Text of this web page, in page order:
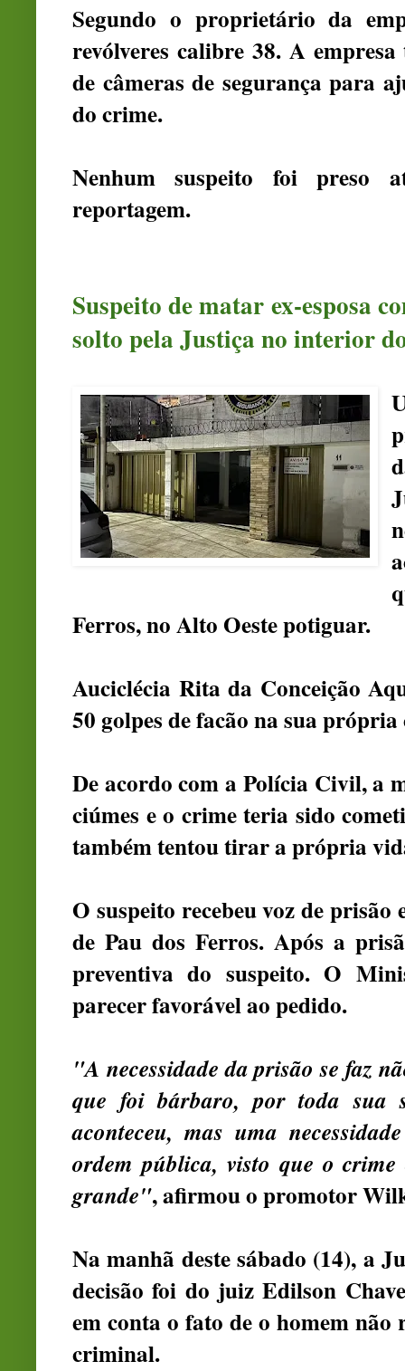
Segundo o proprietário da
revólveres calibre 38. A
de câmeras de segurança para
do crime.
Nenhum suspeito foi preso
reportagem.
Suspeito de matar ex-esposa
solto pela Justiça no interior
Ferros, no Alto Oeste potiguar.
Auciclécia Rita da Conceição
50 golpes de facão na sua
De acordo com a Polícia Civil, a
ciúmes e o crime teria sido
também tentou tirar a própria
O suspeito recebeu voz de
de Pau dos Ferros. Após a
preventiva do suspeito. O
parecer favorável ao pedido.
"A necessidade da prisão se faz
que foi bárbaro, por toda sua
aconteceu, mas uma
ordem pública, visto que o
grande", afirmou o promotor
Na manhã deste sábado (14), a
decisão foi do juiz Edilson
em conta o fato de o homem
criminal.